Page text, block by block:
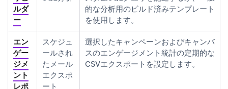
ルダ
ー
的な分析用のビルド済みテンプレート
を使用します。
エン
ゲー
ジメ
ント
レポ
スケジュ
ールされ
たメール
エクスポ
ート
選択したキャンペーンおよびキャンバ
スのエンゲージメント統計の定期的な
CSVエクスポートを設定します。